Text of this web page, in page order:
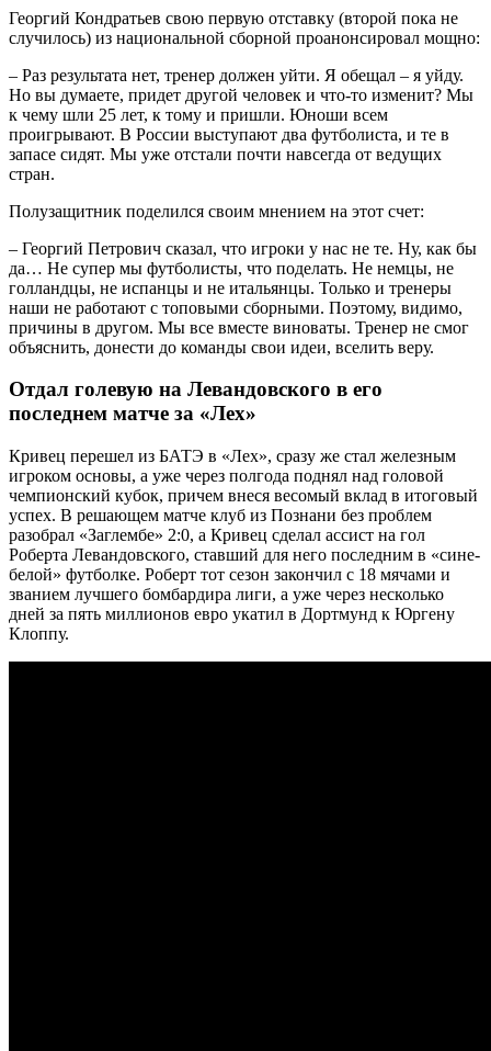
Георгий Кондратьев свою первую отставку (второй пока не
случилось) из национальной сборной проанонсировал мощно:
– Раз результата нет, тренер должен уйти. Я обещал – я уйду.
Но вы думаете, придет другой человек и что-то изменит? Мы
к чему шли 25 лет, к тому и пришли. Юноши всем
проигрывают. В России выступают два футболиста, и те в
запасе сидят. Мы уже отстали почти навсегда от ведущих
стран.
Полузащитник поделился своим мнением на этот счет:
– Георгий Петрович сказал, что игроки у нас не те. Ну, как бы
да… Не супер мы футболисты, что поделать. Не немцы, не
голландцы, не испанцы и не итальянцы. Только и тренеры
наши не работают с топовыми сборными. Поэтому, видимо,
причины в другом. Мы все вместе виноваты. Тренер не смог
объяснить, донести до команды свои идеи, вселить веру.
Отдал голевую на Левандовского в его
последнем матче за «Лех»
Кривец перешел из БАТЭ в «Лех», сразу же стал железным
игроком основы, а уже через полгода поднял над головой
чемпионский кубок, причем внеся весомый вклад в итоговый
успех. В решающем матче клуб из Познани без проблем
разобрал «Заглембе» 2:0, а Кривец сделал ассист на гол
Роберта Левандовского, ставший для него последним в «сине-
белой» футболке. Роберт тот сезон закончил с 18 мячами и
званием лучшего бомбардира лиги, а уже через несколько
дней за пять миллионов евро укатил в Дортмунд к Юргену
Клоппу.